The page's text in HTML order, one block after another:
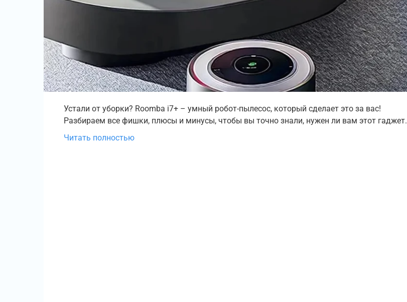
Устали от уборки? Roomba i7+ – умный робот-пылесос, который сделает это за вас!
Разбираем все фишки, плюсы и минусы, чтобы вы точно знали, нужен ли вам этот гаджет.
Читать полностью